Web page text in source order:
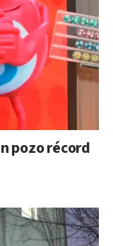
pozo récord